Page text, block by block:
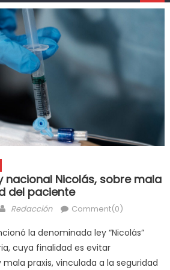
nacional Nicolás, sobre mala
del paciente
Redacción Comment(0)
la denominada ley “Nicolás”
cuya finalidad es evitar
praxis, vinculada a la seguridad